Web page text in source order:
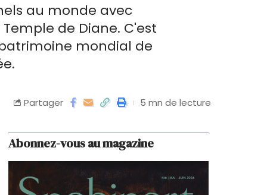
au monde avec
de Diane. C'est
mondial de
Partager 5 mn de lecture
Abonnez-vous au magazine